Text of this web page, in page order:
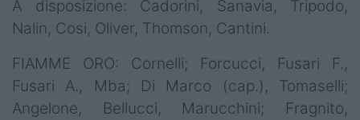
A disposizione: Cadorini, Sanavia, Tripodo,
Nalin, Cosi, Oliver, Thomson, Cantini.
FIAMME ORO: Cornelli; Forcucci, Fusari F.,
Fusari A., Mba; Di Marco (cap.), Tomaselli;
Angelone, Bellucci, Marucchini; Fragnito,